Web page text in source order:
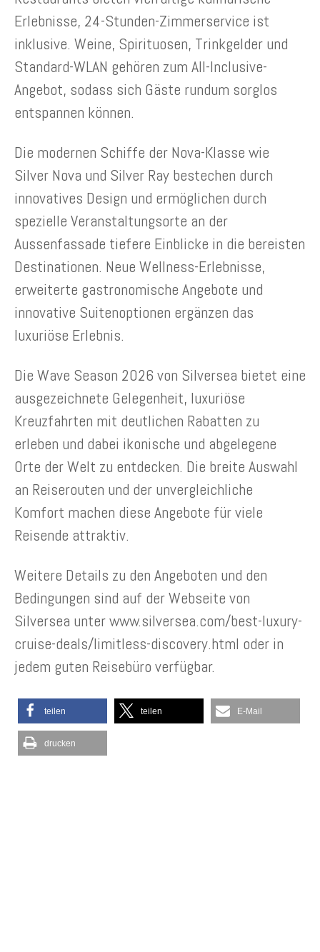
Erlebnisse, 24-Stunden-Zimmerservice ist
inklusive. Weine, Spirituosen, Trinkgelder und
Standard-WLAN gehören zum All-Inclusive-
Angebot, sodass sich Gäste rundum sorglos
entspannen können.
Die modernen Schiffe der Nova-Klasse wie
Silver Nova und Silver Ray bestechen durch
innovatives Design und ermöglichen durch
spezielle Veranstaltungsorte an der
Aussenfassade tiefere Einblicke in die bereisten
Destinationen. Neue Wellness-Erlebnisse,
erweiterte gastronomische Angebote und
innovative Suitenoptionen ergänzen das
luxuriöse Erlebnis.
Die Wave Season 2026 von Silversea bietet eine
ausgezeichnete Gelegenheit, luxuriöse
Kreuzfahrten mit deutlichen Rabatten zu
erleben und dabei ikonische und abgelegene
Orte der Welt zu entdecken. Die breite Auswahl
an Reiserouten und der unvergleichliche
Komfort machen diese Angebote für viele
Reisende attraktiv.
Weitere Details zu den Angeboten und den
Bedingungen sind auf der Webseite von
Silversea unter www.silversea.com/best-luxury-
cruise-deals/limitless-discovery.html oder in
jedem guten Reisebüro verfügbar.
teilen teilen E-Mail
drucken